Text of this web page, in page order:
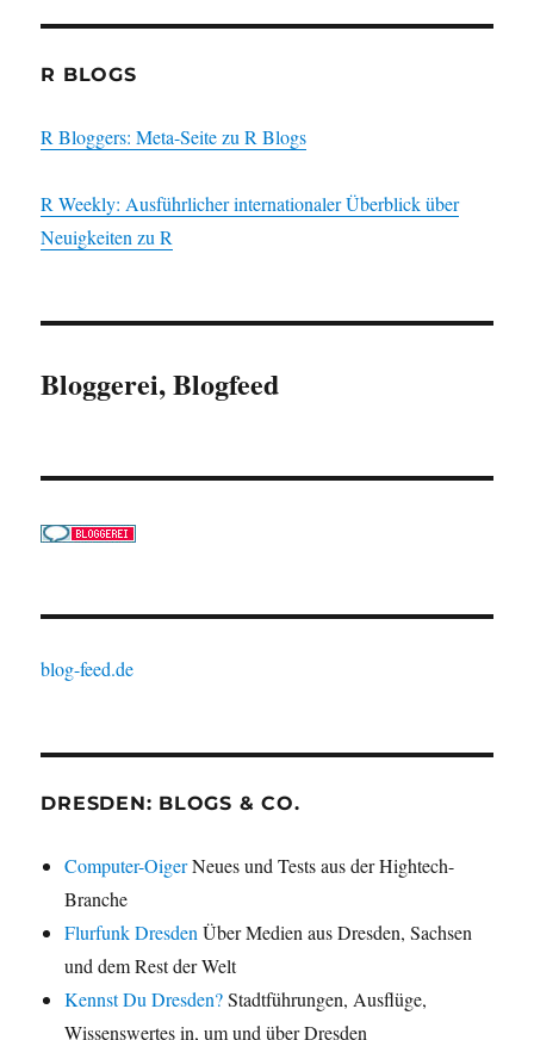
R BLOGS
R Bloggers: Meta-Seite zu R Blogs
R Weekly: Ausführlicher internationaler Überblick über
Neuigkeiten zu R
Bloggerei, Blogfeed
blog-feed.de
DRESDEN: BLOGS & CO.
Computer-OigerNeues und Tests aus der Hightech-
Branche
Flurfunk Dresden Über Medien aus Dresden, Sachsen
und dem Rest der Welt
Kennst Du Dresden?Stadtführungen, Ausflüge,
Wissenswertes in, um und über Dresden